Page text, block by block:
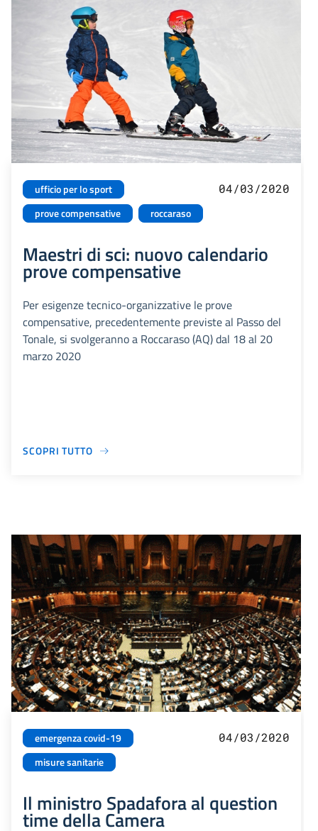
ufficio per lo sport
prove compensative
roccaraso
04/03/2020
Maestri di sci: nuovo calendario
prove compensative
Per esigenze tecnico-organizzative le prove
compensative, precedentemente previste al Passo del
Tonale, si svolgeranno a Roccaraso (AQ) dal 18 al 20
marzo 2020
SCOPRI TUTTO
emergenza covid-19
misure sanitarie
04/03/2020
Il ministro Spadafora al question
time della Camera